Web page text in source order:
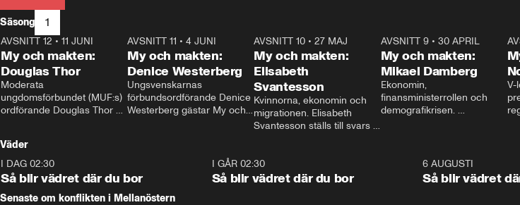
Säsong 1
26:27
AVSNITT 12 • 11 JUNI
My och makten:
Douglas Thor
Moderata
ungdomsförbundet (MUF:s)
ordförande Douglas Thor
tonårsutvisningarna och hur
Moderaterna ska locka
väljare till valet i höst.
23:40
AVSNITT 11 •4 JUNI
My och makten:
Denice Westerberg
Ungsvenskarnas
förbundsordförande Denice
Westerberg gästar My och
AVSNITT 10 •27 MAJ
My och makten:
Elisabeth
Svantesson
Kvinnorna, ekonomin och
migrationen. Elisabeth
Svantesson ställs till svars
AVSNITT 9• 30 APRIL
My och makten:
Mikael Damberg
Ekonomin,
finansministerrollen och
demografikrisen.
och Makten.
V-
–
Väder
I DAG 02:30
Så blir vädret där du bor
1:06
I GÅR 02:30
Så blir vädret där du bor
6 AUGUSTI
Så blir vädret
Senaste om konflikten i Mellanöstern